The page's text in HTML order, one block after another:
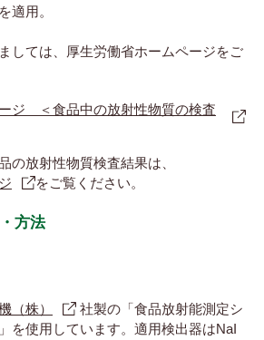
適用。
しては、厚生労働省ホームページをご
ジ ＜食品中の放射性物質の検査
の放射性物質検査結果は、
をご覧ください。
方法
（株）
社製の「食品放射能測定シ
を使用しています。適用検出器はNaI